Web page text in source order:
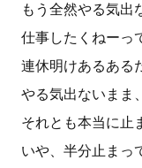
もう全然やる気出
仕事したくねーっ
連休明けあるある
やる気出ないまま
それとも本当に止
いや、半分止まっ